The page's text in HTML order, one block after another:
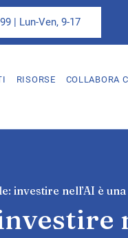
| Lun-Ven, 9-17
RISORSE COLLABORA
investire nell’AI è